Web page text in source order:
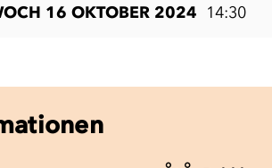
16 OKTOBER 2024 14:30